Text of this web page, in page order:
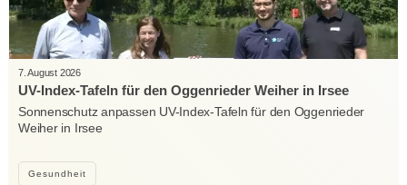
Gesundheit
7. August 2026
UV-Index-Tafeln für den Oggenrieder Weiher in Irsee
Sonnenschutz anpassen UV-Index-Tafeln für den Oggenrieder
Weiher in Irsee